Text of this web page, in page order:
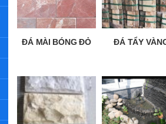
ĐÁ MÀI BÓNG ĐỎ ĐÁ TẨY